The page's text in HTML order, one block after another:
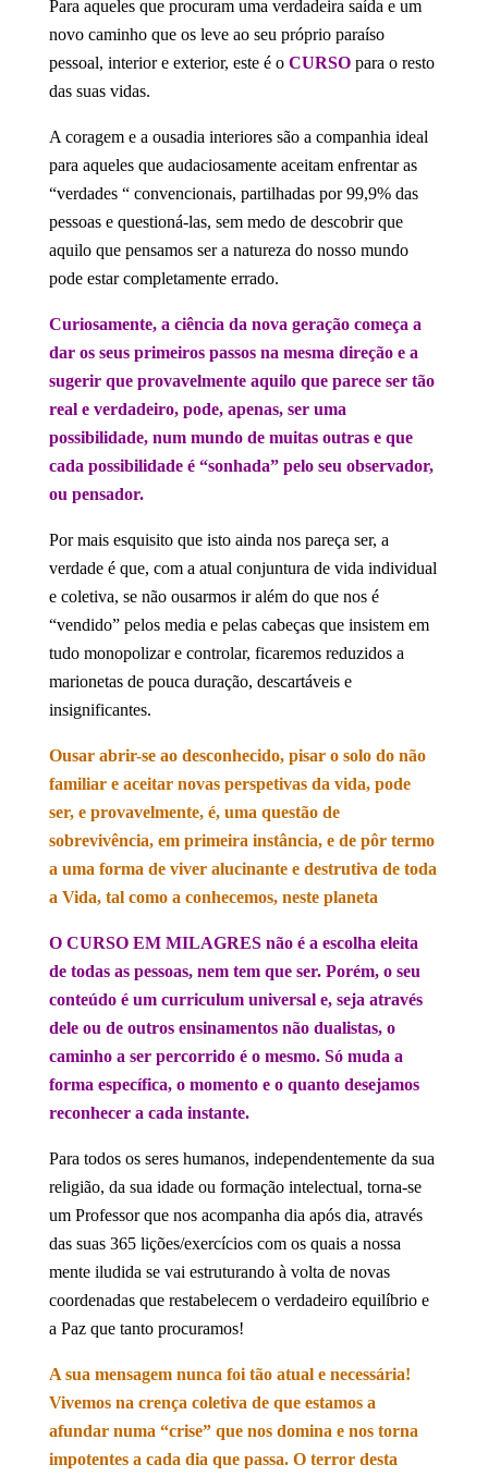
Para aqueles que procuram uma verdadeira saída e um
novo caminho que os leve ao seu próprio paraíso
pessoal, interior e exterior, este é o CURSO para o resto
das suas vidas.
A coragem e a ousadia interiores são a companhia ideal
para aqueles que audaciosamente aceitam enfrentar as
“verdades “ convencionais, partilhadas por 99,9% das
pessoas e questioná-las, sem medo de descobrir que
aquilo que pensamos ser a natureza do nosso mundo
pode estar completamente errado.
Curiosamente, a ciência da nova geração começa a
dar os seus primeiros passos na mesma direção e a
sugerir que provavelmente aquilo que parece ser tão
real e verdadeiro, pode, apenas, ser uma
possibilidade, num mundo de muitas outras e que
cada possibilidade é “sonhada” pelo seu observador,
ou pensador.
Por mais esquisito que isto ainda nos pareça ser, a
verdade é que, com a atual conjuntura de vida individual
e coletiva, se não ousarmos ir além do que nos é
“vendido” pelos media e pelas cabeças que insistem em
tudo monopolizar e controlar, ficaremos reduzidos a
marionetas de pouca duração, descartáveis e
insignificantes.
Ousar abrir-se ao desconhecido, pisar o solo do não
familiar e aceitar novas perspetivas da vida, pode
ser, e provavelmente, é, uma questão de
sobrevivência, em primeira instância, e de pôr termo
a uma forma de viver alucinante e destrutiva de toda
a Vida, tal como a conhecemos, neste planeta
O CURSO EM MILAGRES não é a escolha eleita
de todas as pessoas, nem tem que ser. Porém, o seu
conteúdo é um curriculum universal e, seja através
dele ou de outros ensinamentos não dualistas, o
caminho a ser percorrido é o mesmo. Só muda a
forma específica, o momento e o quanto desejamos
reconhecer a cada instante.
Para todos os seres humanos, independentemente da sua
religião, da sua idade ou formação intelectual, torna-se
um Professor que nos acompanha dia após dia, através
das suas 365 lições/exercícios com os quais a nossa
mente iludida se vai estruturando à volta de novas
coordenadas que restabelecem o verdadeiro equilíbrio e
a Paz que tanto procuramos!
A sua mensagem nunca foi tão atual e necessária!
Vivemos na crença coletiva de que estamos a
afundar numa “crise” que nos domina e nos torna
impotentes a cada dia que passa. O terror desta